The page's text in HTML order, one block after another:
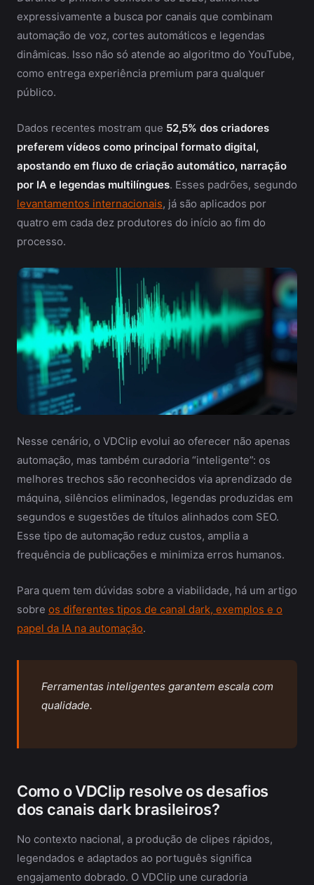
expressivamente a busca por canais que combinam
automação de voz, cortes automáticos e legendas
dinâmicas. Isso não só atende ao algoritmo do YouTube,
como entrega experiência premium para qualquer
público.
Dados recentes mostram que 52,5% dos criadores
preferem vídeos como principal formato digital,
apostando em fluxo de criação automático, narração
por IA e legendas multilíngues. Esses padrões, segundo
levantamentos internacionais, já são aplicados por
quatro em cada dez produtores do início ao fim do
processo.
Nesse cenário, o VDClip evolui ao oferecer não apenas
automação, mas também curadoria “inteligente”: os
melhores trechos são reconhecidos via aprendizado de
máquina, silêncios eliminados, legendas produzidas em
segundos e sugestões de títulos alinhados com SEO.
Esse tipo de automação reduz custos, amplia a
frequência de publicações e minimiza erros humanos.
Para quem tem dúvidas sobre a viabilidade, há um artigo
sobre os diferentes tipos de canal dark, exemplos e o
papel da IA na automação.
Ferramentas inteligentes garantem escala com
qualidade.
Como o VDClip resolve os desafios
dos canais dark brasileiros?
No contexto nacional, a produção de clipes rápidos,
legendados e adaptados ao português significa
engajamento dobrado. O VDClip une curadoria